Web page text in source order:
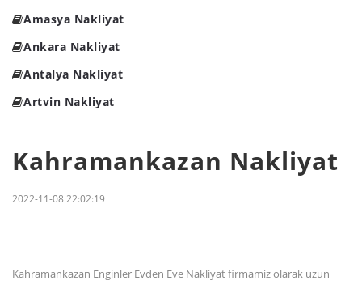
Amasya Nakliyat
Ankara Nakliyat
Antalya Nakliyat
Artvin Nakliyat
Kahramankazan Nakliyat
2022-11-08 22:02:19
Kahramankazan Enginler Evden Eve Nakliyat firmamiz olarak uzun